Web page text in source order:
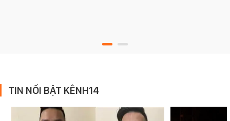
TIN NỔI BẬT KÊNH14